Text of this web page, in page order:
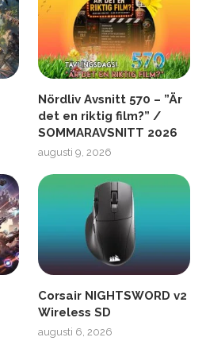
Nördliv Avsnitt 570 – ”Är
det en riktig film?” /
SOMMARAVSNITT 2026
augusti 9, 2026
Corsair NIGHTSWORD v2
Wireless SD
augusti 6, 2026